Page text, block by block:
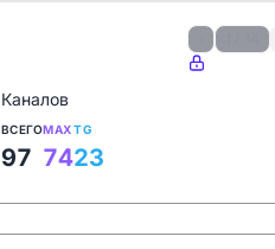
Каналов
ВСЕГО
97
MAX
74
TG
23